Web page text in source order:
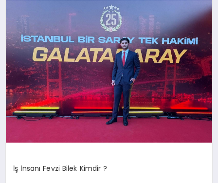
İş İnsanı Fevzi Bilek Kimdir ?